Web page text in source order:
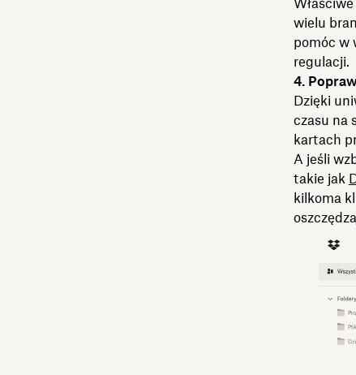
wielu
pomóc w
regulacji.
4.
Dzięki
czasu na
kartach
A jeśli
takie jak
kilkoma